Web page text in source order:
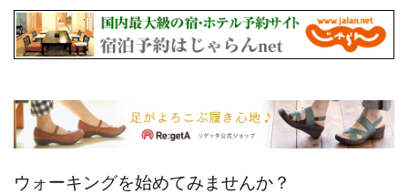
ウォーキングを始めてみませんか？